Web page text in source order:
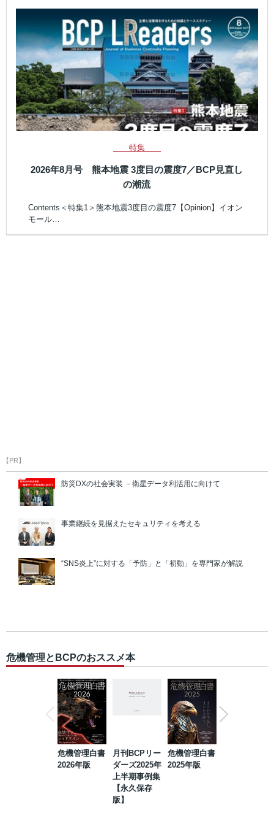
特集
2026年8月号 熊本地震 3度目の震度7／BCP見直し
の潮流
Contents＜特集1＞熊本地震3度目の震度7【Opinion】イオン
モール…
【PR】
防災DXの社会実装 －衛星データ利活用に向けて
事業継続を見据えたセキュリティを考える
“SNS炎上”に対する「予防」と「初動」を専門家が解説
危機管理とBCPのおススメ本
危機管理白書
2026年版
月刊BCPリー
ダーズ2025年
上半期事例集
【永久保存
版】
危機管理白書
2025年版